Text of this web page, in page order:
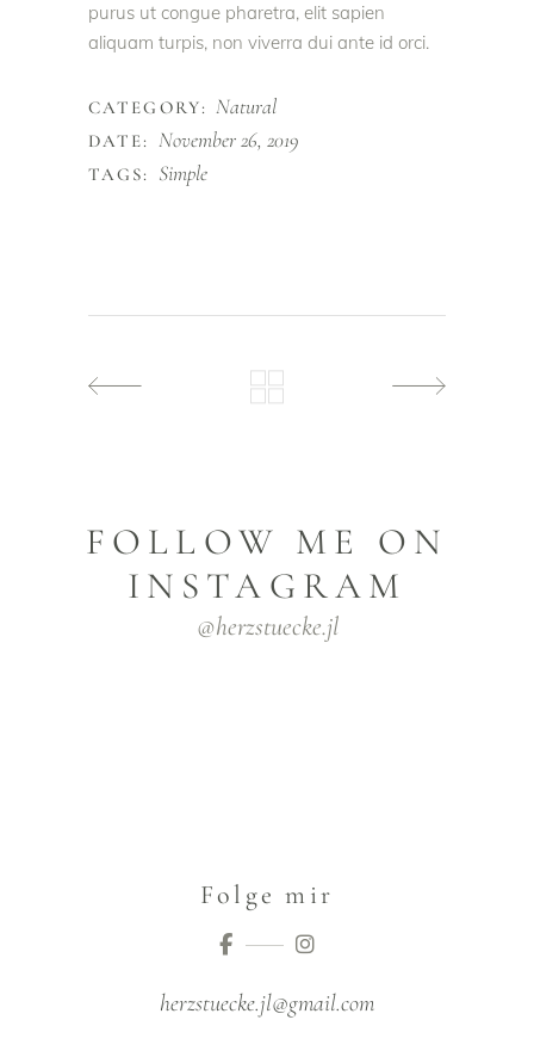
purus ut congue pharetra, elit sapien
aliquam turpis, non viverra dui ante id orci.
CATEGORY: Natural
DATE: November 26, 2019
TAGS: Simple
FOLLOW ME ON
INSTAGRAM
@herzstuecke.jl
Folge mir
herzstuecke.jl@gmail.com